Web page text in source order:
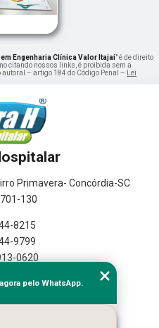
Engenharia Clínica Valor Itajaí" é de direito
citando nossos links, é proibida sem a
– artigo 184 do Código Penal – Lei
Primavera- Concórdia-SC
130
8215
9799
0620
pelo WhatsApp.